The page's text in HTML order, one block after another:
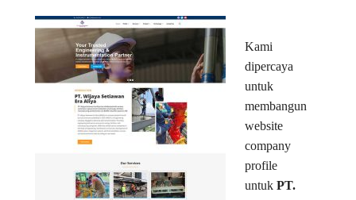
Kami
dipercaya
untuk
membangun
website
company
profile
untuk PT.